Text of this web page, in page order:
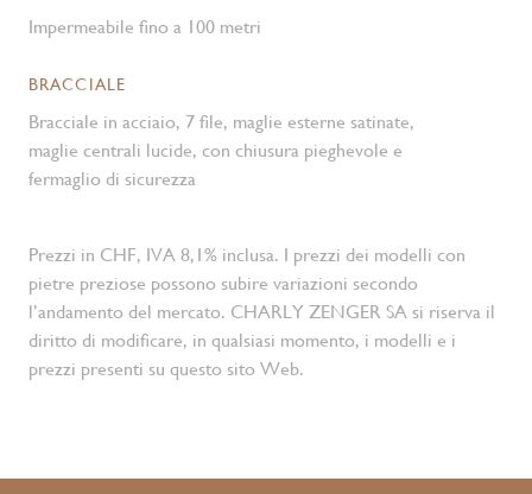
Impermeabile fino a 100 metri
BRACCIALE
Bracciale in acciaio, 7 file, maglie esterne satinate,
maglie centrali lucide, con chiusura pieghevole e
fermaglio di sicurezza
Prezzi in CHF, IVA 8,1% inclusa. I prezzi dei modelli con
pietre preziose possono subire variazioni secondo
l’andamento del mercato. CHARLY ZENGER SA si riserva il
diritto di modificare, in qualsiasi momento, i modelli e i
prezzi presenti su questo sito Web.